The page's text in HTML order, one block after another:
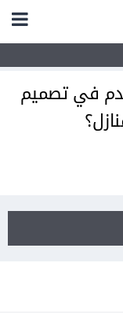
في تصميم